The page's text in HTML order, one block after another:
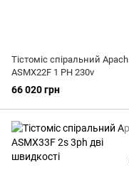
Тістоміс спіральний Apach
ASMX22F 1 PH 230v
66 020 грн